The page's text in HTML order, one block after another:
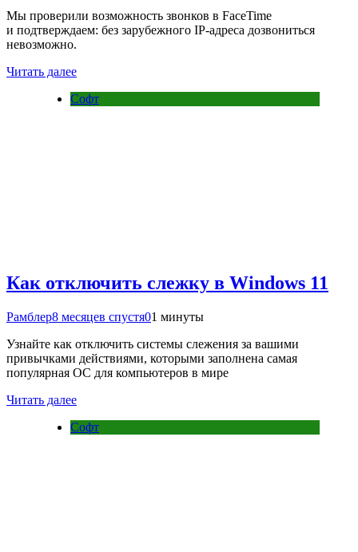
Мы проверили возможность звонков в FaceTime
и подтверждаем: без зарубежного IP-адреса дозвониться
невозможно.
Читать далее
Софт
Как отключить слежку в Windows 11
Рамблер8 месяцев спустя01 минуты
Узнайте как отключить системы слежения за вашими
привычками действиями, которыми заполнена самая
популярная ОС для компьютеров в мире
Читать далее
Софт